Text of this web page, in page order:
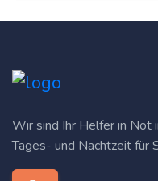
Wir sind Ihr Helfer in Not
Tages- und Nachtzeit für